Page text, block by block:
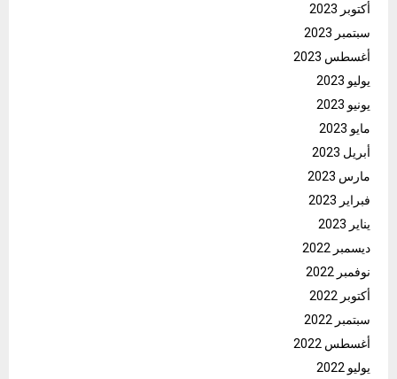
أكتوبر 2023
سبتمبر 2023
أغسطس 2023
يوليو 2023
يونيو 2023
مايو 2023
أبريل 2023
مارس 2023
فبراير 2023
يناير 2023
ديسمبر 2022
نوفمبر 2022
أكتوبر 2022
سبتمبر 2022
أغسطس 2022
يوليو 2022